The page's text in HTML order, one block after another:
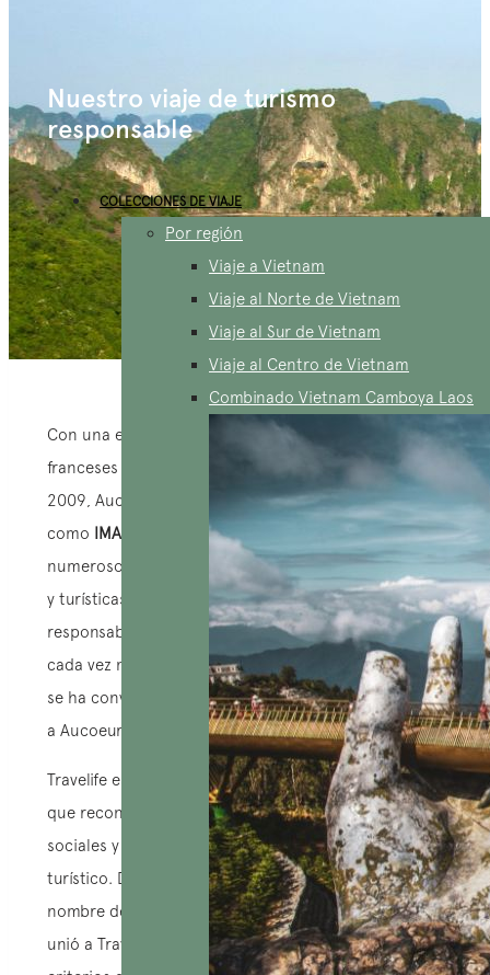
COLECCIONES DE VIAJE
Por región
Viaje a Vietnam
Viaje al Norte de Vietnam
Viaje al Sur de Vietnam
Viaje al Centro de Vietnam
Combinado Vietnam Camboya Laos
Nuestro viaje de turismo
responsable ​
Con una experiencia en la recepción de clientes
franceses desde
2009, AucoeurVietnam (anteriormente conocida
como IMAGE Travel
, su empresa) ha implementado
numerosos cambios en sus actividades comerciales
y turísticas, orientándose hacia un turismo
responsable. En el contexto del cambio climático
cada vez más pronunciado, el turismo responsable
se ha convertido en la brújula que guía
a AucoeurVietnam en todas sus acciones.
Travelife es un sistema de certificación internacional
que reconoce las buenas prácticas ambientales,
sociales y económicas de las empresas del sector
turístico. Desde 2017, AucoeurVietnam (bajo el
nombre de la compañíaIMAGE Travel & Events) se
unió a Travelife y se comprometió a cumplir con los